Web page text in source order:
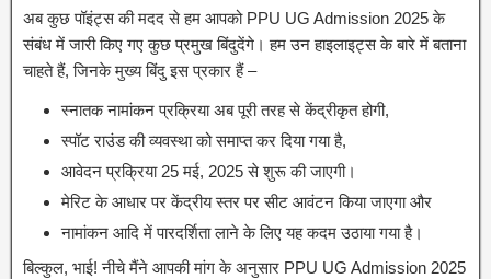
अब कुछ पॉइंट्स की मदद से हम आपको PPU UG Admission 2025 के
संबंध में जारी किए गए कुछ प्रमुख बिंदुदेंगे। हम उन हाइलाइट्स के बारे में बताना
चाहते हैं, जिनके मुख्य बिंदु इस प्रकार हैं –
स्नातक नामांकन प्रक्रिया अब पूरी तरह से केंद्रीकृत होगी,
स्पॉट राउंड की व्यवस्था को समाप्त कर दिया गया है,
आवेदन प्रक्रिया 25 मई, 2025 से शुरू की जाएगी।
मेरिट के आधार पर केंद्रीय स्तर पर सीट आवंटन किया जाएगा और
नामांकन आदि में पारदर्शिता लाने के लिए यह कदम उठाया गया है।
बिल्कुल, भाई! नीचे मैंने आपकी मांग के अनुसार PPU UG Admission 2025